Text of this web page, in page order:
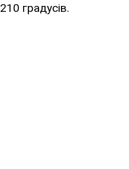
градусів.